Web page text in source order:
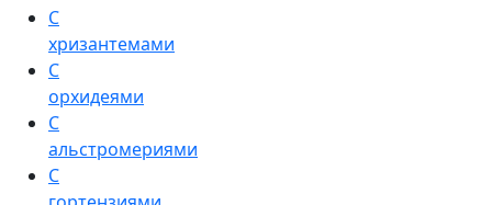
С
хризантемами
С
орхидеями
С
альстромериями
С